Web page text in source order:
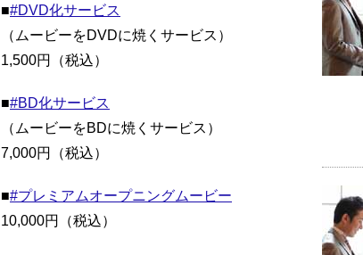
■#DVD化サービス
（ムービーをDVDに焼くサービス）
1,500円（税込）
■#BD化サービス
（ムービーをBDに焼くサービス）
7,000円（税込）
■#プレミアムオープニングムービー
10,000円（税込）